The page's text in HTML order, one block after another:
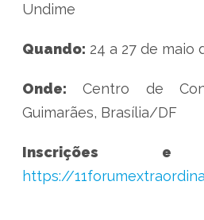
Undime
Quando: 24 a 27 de maio
Onde: Centro de
Guimarães, Brasília/DF
Inscrições e
https://